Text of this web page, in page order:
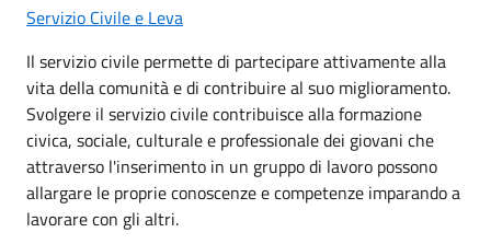
Servizio Civile e Leva
Il servizio civile permette di partecipare attivamente alla
vita della comunità e di contribuire al suo miglioramento.
Svolgere il servizio civile contribuisce alla formazione
civica, sociale, culturale e professionale dei giovani che
attraverso l'inserimento in un gruppo di lavoro possono
allargare le proprie conoscenze e competenze imparando a
lavorare con gli altri.